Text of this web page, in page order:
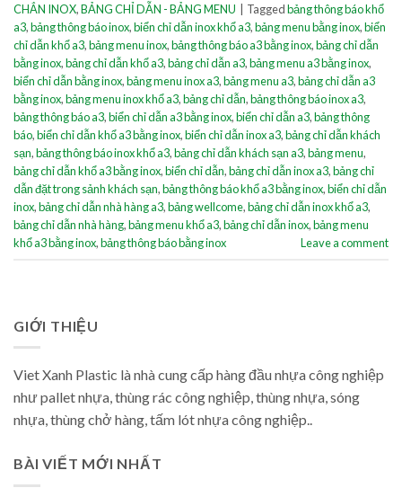
CHẮN INOX,BẢNG CHỈ DẪN - BẢNG MENU Taggedbảng thông báo khổ
a3,bảng thông báo inox,biển chỉ dẫn inox khổ a3,bảng menu bằng inox,biển
chỉ dẫn khổ a3,bảng menu inox,bảng thông báo a3 bằng inox,bảng chỉ dẫn
bằng inox,bảng chỉ dẫn khổ a3,bảng chỉ dẫn a3,bảng menu a3 bằng inox,
biển chỉ dẫn bằng inox,bảng menu inox a3,bảng menu a3,bảng chỉ dẫn a3
bằng inox,bảng menu inox khổ a3,bảng chỉ dẫn,bảng thông báo inox a3,
bảng thông báo a3,biển chỉ dẫn a3 bằng inox,biển chỉ dẫn a3,bảng thông
báo,biển chỉ dẫn khổ a3 bằng inox,biển chỉ dẫn inox a3,bảng chỉ dẫn khách
sạn,bảng thông báo inox khổ a3,bảng chỉ dẫn khách sạn a3,bảng menu,
bảng chỉ dẫn khổ a3 bằng inox,biển chỉ dẫn,bảng chỉ dẫn inox a3,bảng chỉ
dẫn đặt trong sảnh khách sạn,bảng thông báo khổ a3 bằng inox,biển chỉ dẫn
inox,bảng chỉ dẫn nhà hàng a3,bảng wellcome,bảng chỉ dẫn inox khổ a3,
bảng chỉ dẫn nhà hàng,bảng menu khổ a3,bảng chỉ dẫn inox,bảng menu
khổ a3 bằng inox,bảng thông báo bằng inox Leave a comment
GIỚI THIỆU
Viet Xanh Plastic là nhà cung cấp hàng đầu nhựa công nghiệp
như pallet nhựa, thùng rác công nghiệp, thùng nhựa, sóng
nhựa, thùng chở hàng, tấm lót nhựa công nghiệp..
BÀI VIẾT MỚI NHẤT